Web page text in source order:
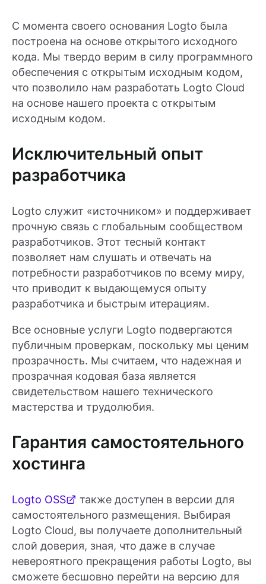
С момента своего основания Logto была
построена на основе открытого исходного
кода. Мы твердо верим в силу программного
обеспечения с открытым исходным кодом,
что позволило нам разработать Logto Cloud
на основе нашего проекта с открытым
исходным кодом.
Исключительный опыт
разработчика
Logto служит «источником» и поддерживает
прочную связь с глобальным сообществом
разработчиков. Этот тесный контакт
позволяет нам слушать и отвечать на
потребности разработчиков по всему миру,
что приводит к выдающемуся опыту
разработчика и быстрым итерациям.
Все основные услуги Logto подвергаются
публичным проверкам, поскольку мы ценим
прозрачность. Мы считаем, что надежная и
прозрачная кодовая база является
свидетельством нашего технического
мастерства и трудолюбия.
Гарантия самостоятельного
хостинга
Logto OSS
также доступен в версии для
самостоятельного размещения. Выбирая
Logto Cloud, вы получаете дополнительный
слой доверия, зная, что даже в случае
невероятного прекращения работы Logto, вы
сможете бесшовно перейти на версию для